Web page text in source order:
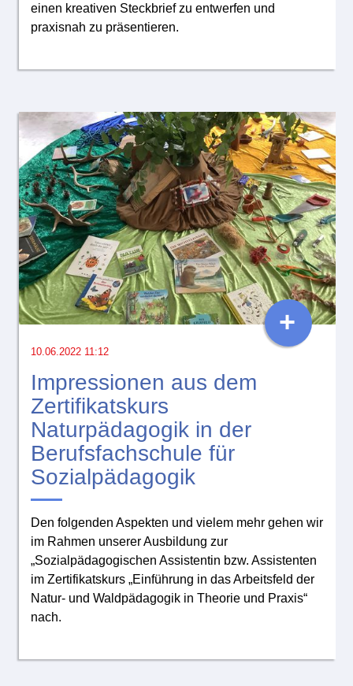
einen kreativen Steckbrief zu entwerfen und
praxisnah zu präsentieren.
10.06.2022 11:12
Impressionen aus dem
Zertifikatskurs
Naturpädagogik in der
Berufsfachschule für
Sozialpädagogik
Den folgenden Aspekten und vielem mehr gehen wir
im Rahmen unserer Ausbildung zur
„Sozialpädagogischen Assistentin bzw. Assistenten
im Zertifikatskurs „Einführung in das Arbeitsfeld der
Natur- und Waldpädagogik in Theorie und Praxis“
nach.
+